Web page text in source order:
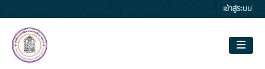
เข้าสู่ระบบ